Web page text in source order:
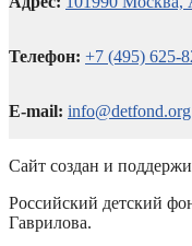
Телефон: +7 (495) 625-
E-mail: info@detfond.org
Сайт создан и
Российский детский
Гаврилова.